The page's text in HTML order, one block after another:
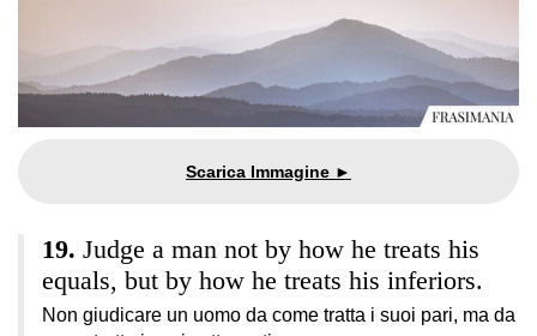
Judge a man not by how he treats his
equals, but by how he treats his inferiors.
Non giudicare un uomo da come tratta i suoi pari, ma da